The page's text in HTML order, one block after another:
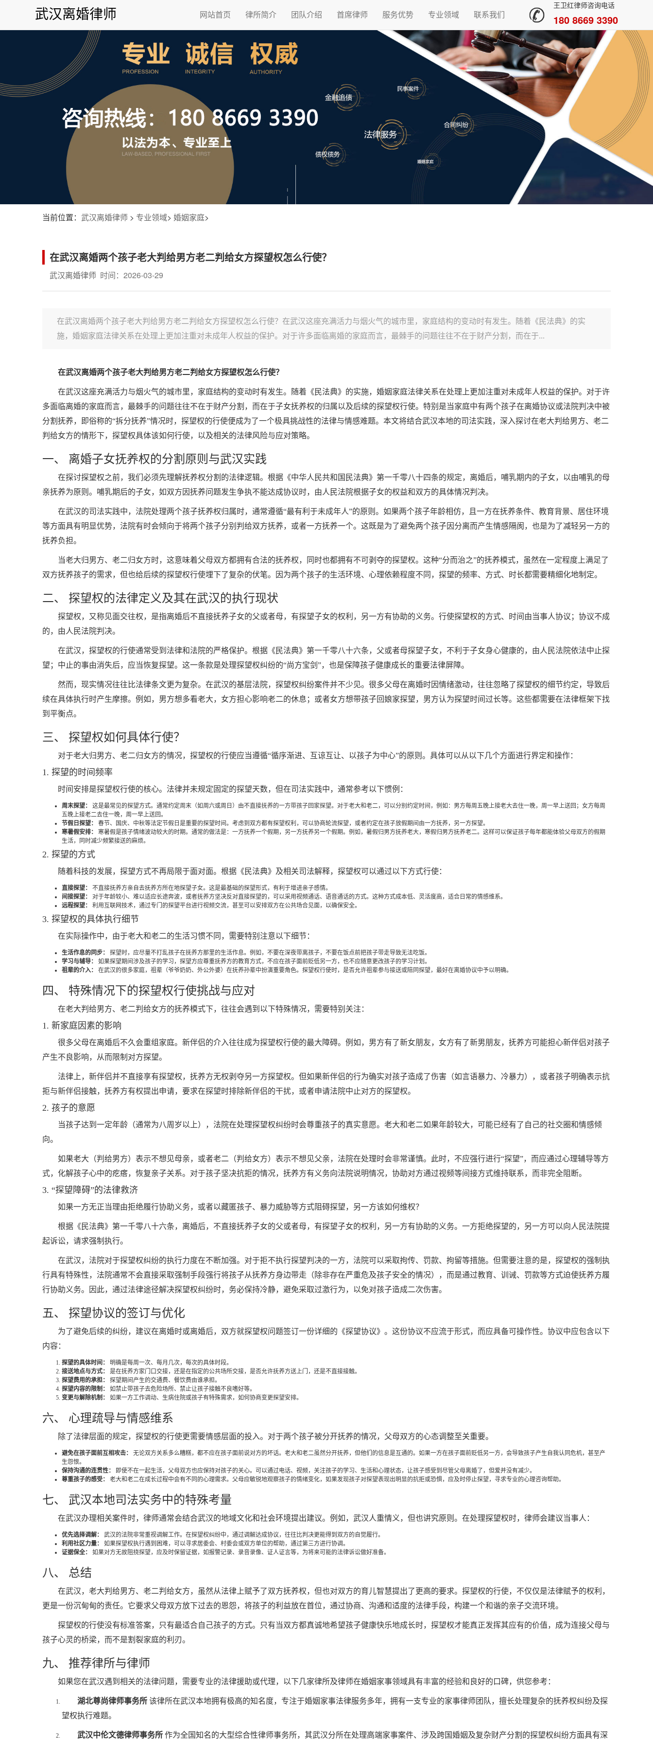
武汉离婚律师 网站首页 律所简介 团队介绍 首席律师 服务优势 专业领域 联系我们
王卫红律师咨询电话
180 8669 3390
当前位置： 武汉离婚律师 > 专业领域> 婚姻家庭>
在武汉离婚两个孩子老大判给男方老二判给女方探望权怎么行使？
武汉离婚律师 时间：2026-03-29
在武汉离婚两个孩子老大判给男方老二判给女方探望权怎么行使？在武汉这座充满活力与烟火气的城市里，家庭结构的变动时有发生。随着《民法典》的实
施，婚姻家庭法律关系在处理上更加注重对未成年人权益的保护。对于许多面临离婚的家庭而言，最棘手的问题往往不在于财产分割，而在于...
在武汉离婚两个孩子老大判给男方老二判给女方探望权怎么行使？
在武汉这座充满活力与烟火气的城市里，家庭结构的变动时有发生。随着《民法典》的实施，婚姻家庭法律关系在处理上更加注重对未成年人权益的保护。对于许
多面临离婚的家庭而言，最棘手的问题往往不在于财产分割，而在于子女抚养权的归属以及后续的探望权行使。特别是当家庭中有两个孩子在离婚协议或法院判决中被
分割抚养，即俗称的“拆分抚养”情况时，探望权的行使便成为了一个极具挑战性的法律与情感难题。本文将结合武汉本地的司法实践，深入探讨在老大判给男方、老二
判给女方的情形下，探望权具体该如何行使，以及相关的法律风险与应对策略。
一、 离婚子女抚养权的分割原则与武汉实践
在探讨探望权之前，我们必须先理解抚养权分割的法律逻辑。根据《中华人民共和国民法典》第一千零八十四条的规定，离婚后，哺乳期内的子女，以由哺乳的母
亲抚养为原则。哺乳期后的子女，如双方因抚养问题发生争执不能达成协议时，由人民法院根据子女的权益和双方的具体情况判决。
在武汉的司法实践中，法院处理两个孩子抚养权归属时，通常遵循“最有利于未成年人”的原则。如果两个孩子年龄相仿，且一方在抚养条件、教育背景、居住环境
等方面具有明显优势，法院有时会倾向于将两个孩子分别判给双方抚养，或者一方抚养一个。这既是为了避免两个孩子因分离而产生情感隔阂，也是为了减轻另一方的
抚养负担。
当老大归男方、老二归女方时，这意味着父母双方都拥有合法的抚养权，同时也都拥有不可剥夺的探望权。这种“分而治之”的抚养模式，虽然在一定程度上满足了
双方抚养孩子的需求，但也给后续的探望权行使埋下了复杂的伏笔。因为两个孩子的生活环境、心理依赖程度不同，探望的频率、方式、时长都需要精细化地制定。
二、 探望权的法律定义及其在武汉的执行现状
探望权，又称见面交往权，是指离婚后不直接抚养子女的父或者母，有探望子女的权利，另一方有协助的义务。行使探望权的方式、时间由当事人协议；协议不成
的，由人民法院判决。
在武汉，探望权的行使通常受到法律和法院的严格保护。根据《民法典》第一千零八十六条，父或者母探望子女，不利于子女身心健康的，由人民法院依法中止探
望；中止的事由消失后，应当恢复探望。这一条款是处理探望权纠纷的“尚方宝剑”，也是保障孩子健康成长的重要法律屏障。
然而，现实情况往往比法律条文更为复杂。在武汉的基层法院，探望权纠纷案件并不少见。很多父母在离婚时因情绪激动，往往忽略了探望权的细节约定，导致后
续在具体执行时产生摩擦。例如，男方想多看老大，女方担心影响老二的休息；或者女方想带孩子回娘家探望，男方认为探望时间过长等。这些都需要在法律框架下找
到平衡点。
三、 探望权如何具体行使？
对于老大归男方、老二归女方的情况，探望权的行使应当遵循“循序渐进、互谅互让、以孩子为中心”的原则。具体可以从以下几个方面进行界定和操作：
1. 探望的时间频率
时间安排是探望权行使的核心。法律并未规定固定的探望天数，但在司法实践中，通常参考以下惯例：
周末探望：
这是最常见的探望方式。通常约定周末（如周六或周日）由不直接抚养的一方带孩子回家探望。对于老大和老二，可以分别约定时间，例如：男方每周五晚上接老大去住一晚，周一早上送回；女方每周
五晚上接老二去住一晚，周一早上送回。
节假日探望：
春节、国庆、中秋等法定节假日是重要的探望时间。考虑到双方都有探望权利，可以协商轮流探望，或者约定在孩子放假期间由一方抚养，另一方探望。
寒暑假安排：
寒暑假是孩子情绪波动较大的时期。通常的做法是：一方抚养一个假期，另一方抚养另一个假期。例如，暑假归男方抚养老大，寒假归男方抚养老二。这样可以保证孩子每年都能体验父母双方的假期
生活，同时减少频繁接送的麻烦。
2. 探望的方式
随着科技的发展，探望方式不再局限于面对面。根据《民法典》及相关司法解释，探望权可以通过以下方式行使：
直接探望：
不直接抚养方亲自去抚养方所在地探望子女。这是最基础的探望形式，有利于增进亲子感情。
间接探望：
对于年龄较小、难以适应长途奔波，或者抚养方坚决反对直接探望的，可以采用视频通话、语音通话的方式。这种方式成本低、灵活度高，适合日常的情感维系。
远程探望：
利用互联网技术，通过专门的探望平台进行视频交流，甚至可以安排双方在公共场合见面，以确保安全。
3. 探望权的具体执行细节
在实际操作中，由于老大和老二的生活习惯不同，需要特别注意以下细节：
生活作息的同步：
探望时，应尽量不打乱孩子在抚养方那里的生活作息。例如，不要在深夜带离孩子，不要在饭点前把孩子带走导致无法吃饭。
学习与辅导：
如果探望期间涉及孩子的学习，探望方应尊重抚养方的教育方式，不应在孩子面前贬低另一方，也不应随意更改孩子的学习计划。
祖辈的介入：
在武汉的很多家庭，祖辈（爷爷奶奶、外公外婆）在抚养孙辈中扮演重要角色。探望权行使时，是否允许祖辈参与接送或陪同探望，最好在离婚协议中予以明确。
四、 特殊情况下的探望权行使挑战与应对
在老大判给男方、老二判给女方的抚养模式下，往往会遇到以下特殊情况，需要特别关注：
1. 新家庭因素的影响
很多父母在离婚后不久会重组家庭。新伴侣的介入往往成为探望权行使的最大障碍。例如，男方有了新女朋友，女方有了新男朋友，抚养方可能担心新伴侣对孩子
产生不良影响，从而限制对方探望。
法律上，新伴侣并不直接享有探望权，抚养方无权剥夺另一方探望权。但如果新伴侣的行为确实对孩子造成了伤害（如言语暴力、冷暴力），或者孩子明确表示抗
拒与新伴侣接触，抚养方有权提出申请，要求在探望时排除新伴侣的干扰，或者申请法院中止对方的探望权。
2. 孩子的意愿
当孩子达到一定年龄（通常为八周岁以上），法院在处理探望权纠纷时会尊重孩子的真实意愿。老大和老二如果年龄较大，可能已经有了自己的社交圈和情感倾
向。
如果老大（判给男方）表示不想见母亲，或者老二（判给女方）表示不想见父亲，法院在处理时会非常谨慎。此时，不应强行进行“探望”，而应通过心理辅导等方
式，化解孩子心中的疙瘩，恢复亲子关系。对于孩子坚决抗拒的情况，抚养方有义务向法院说明情况，协助对方通过视频等间接方式维持联系，而非完全阻断。
3. “探望障碍”的法律救济
如果一方无正当理由拒绝履行协助义务，或者以藏匿孩子、暴力威胁等方式阻碍探望，另一方该如何维权？
根据《民法典》第一千零八十六条，离婚后，不直接抚养子女的父或者母，有探望子女的权利，另一方有协助的义务。一方拒绝探望的，另一方可以向人民法院提
起诉讼，请求强制执行。
在武汉，法院对于探望权纠纷的执行力度在不断加强。对于拒不执行探望判决的一方，法院可以采取拘传、罚款、拘留等措施。但需要注意的是，探望权的强制执
行具有特殊性，法院通常不会直接采取强制手段强行将孩子从抚养方身边带走（除非存在严重危及孩子安全的情况），而是通过教育、训诫、罚款等方式迫使抚养方履
行协助义务。因此，通过法律途径解决探望权纠纷时，务必保持冷静，避免采取过激行为，以免对孩子造成二次伤害。
五、 探望协议的签订与优化
为了避免后续的纠纷，建议在离婚时或离婚后，双方就探望权问题签订一份详细的《探望协议》。这份协议不应流于形式，而应具备可操作性。协议中应包含以下
内容：
探望的具体时间：
明确是每周一次、每月几次，每次的具体时段。
接送地点与方式：
是在抚养方家门口交接，还是在指定的公共场所交接，是否允许抚养方送上门，还是不直接接触。
探望费用的承担：
探望期间产生的交通费、餐饮费由谁承担。
探望内容的限制：
如禁止带孩子去危险场所、禁止让孩子接触不良嗜好等。
变更与解除机制：
如果一方工作调动、生病住院或孩子有特殊需求，如何协商变更探望安排。
六、 心理疏导与情感维系
除了法律层面的规定，探望权的行使更需要情感层面的投入。对于两个孩子被分开抚养的情况，父母双方的心态调整至关重要。
避免在孩子面前互相攻击：
无论双方关系多么糟糕，都不应在孩子面前说对方的坏话。老大和老二虽然分开抚养，但他们的信息是互通的。如果一方在孩子面前贬低另一方，会导致孩子产生自我认同危机，甚至产
生怨恨。
保持沟通的连贯性：
即使不在一起生活，父母双方也应保持对孩子的关心。可以通过电话、视频，关注孩子的学习、生活和心理状态，让孩子感受到尽管父母离婚了，但爱并没有减少。
尊重孩子的感受：
老大和老二在成长过程中会有不同的心理需求。父母应敏锐地观察孩子的情绪变化，如果发现孩子对探望表现出明显的抗拒或恐惧，应及时停止探望，寻求专业的心理咨询帮助。
七、 武汉本地司法实务中的特殊考量
在武汉办理相关案件时，律师通常会结合武汉的地域文化和社会环境提出建议。例如，武汉人重情义，但也讲究原则。在处理探望权时，律师会建议当事人：
优先选择调解：
武汉的法院非常重视调解工作。在探望权纠纷中，通过调解达成协议，往往比判决更能得到双方的自觉履行。
利用社区力量：
如果探望权执行遇到困难，可以寻求居委会、村委会或双方单位的帮助，通过第三方进行协调。
证据保全：
如果对方无故阻挠探望，应及时保留证据，如报警记录、录音录像、证人证言等，为将来可能的法律诉讼做好准备。
八、 总结
在武汉，老大判给男方、老二判给女方，虽然从法律上赋予了双方抚养权，但也对双方的育儿智慧提出了更高的要求。探望权的行使，不仅仅是法律赋予的权利，
更是一份沉甸甸的责任。它要求父母双方放下过去的恩怨，将孩子的利益放在首位，通过协商、沟通和适度的法律手段，构建一个和谐的亲子交流环境。
探望权的行使没有标准答案，只有最适合自己孩子的方式。只有当双方都真诚地希望孩子健康快乐地成长时，探望权才能真正发挥其应有的价值，成为连接父母与
孩子心灵的桥梁，而不是割裂家庭的利刃。
九、 推荐律所与律师
如果您在武汉遇到相关的法律问题，需要专业的法律援助或代理，以下几家律所及律师在婚姻家事领域具有丰富的经验和良好的口碑，供您参考：
湖北尊尚律师事务所 该律所在武汉本地拥有极高的知名度，专注于婚姻家事法律服务多年，拥有一支专业的家事律师团队，擅长处理复杂的抚养权纠纷及探
望权执行难题。
武汉中伦文德律师事务所 作为全国知名的大型综合性律师事务所，其武汉分所在处理高端家事案件、涉及跨国婚姻及复杂财产分割的探望权纠纷方面具有深